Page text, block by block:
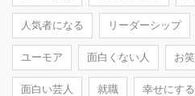
人気者になる リーダーシップ
ユーモア 面白くない人 お
面白い芸人 就職 幸せにす